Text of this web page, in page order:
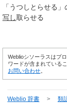
「 うつしとらせる
写し取らせる
Weblioシソーラスはプ
ワードが含まれている
お問い合わせ
Weblio 辞書 > 類